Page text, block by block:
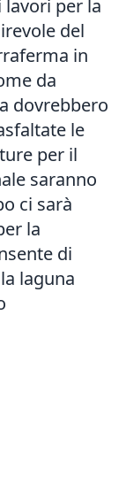
per la
del
in
da
dovrebbero
le
per il
saranno
ci sarà
la
di
laguna